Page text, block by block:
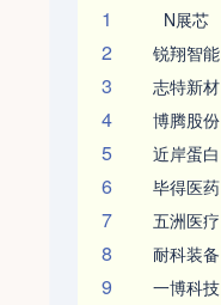
1
N展芯
2 锐翔智能
3 志特新材
4 博腾股份
5 近岸蛋白
6 毕得医药
7 五洲医疗
8 耐科装备
9 一博科技